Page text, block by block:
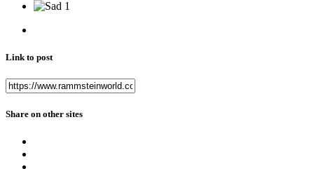
1
Link to post
Share on other sites